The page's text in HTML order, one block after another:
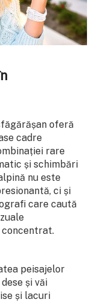
oferă
cadre
rare
și schimbări
nu este
ci și
care caută
peisajelor
și văi
și lacuri